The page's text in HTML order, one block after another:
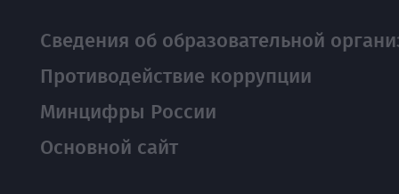
Сведения об образовательной
Противодействие коррупции
Минцифры России
Основной сайт